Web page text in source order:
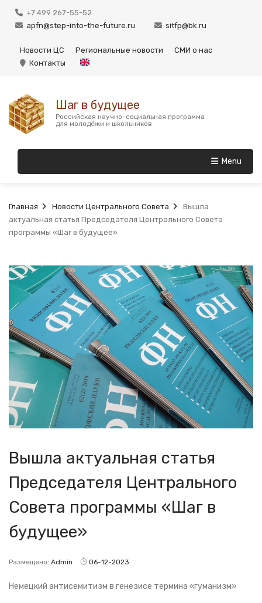
+7 499 267-55-52
apfn@step-into-the-future.ru
sitfp@bk.ru
Новости ЦС Региональные новости
СМИ о нас
Контакты
Шаг в будущее
Российская научно-социальная программа
для молодёжи и школьников
Menu
Главная Новости Центрального Совета
Вышла
актуальная статья Председателя Центрального Совета
программы «Шаг в будущее»
Вышла актуальная статья
Председателя Центрального
Совета программы «Шаг в
будущее»
Размещено: Admin 06-12-2023
Немецкий антисемитизм в генезисе термина «гуманизм»